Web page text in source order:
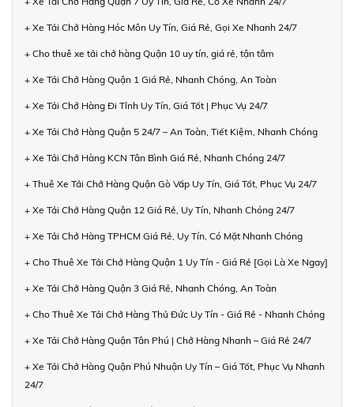
+ Xe Tải Chở Hàng Hóc Môn Uy Tín, Giá Rẻ, Gọi Xe Nhanh 24/7
+ Cho thuê xe tải chở hàng Quận 10 uy tín, giá rẻ, tận tâm
+ Xe Tải Chở Hàng Quận 1 Giá Rẻ, Nhanh Chóng, An Toàn
+ Xe Tải Chở Hàng Đi Tỉnh Uy Tín, Giá Tốt | Phục Vụ 24/7
+ Xe Tải Chở Hàng Quận 5 24/7 – An Toàn, Tiết Kiệm, Nhanh Chóng
+ Xe Tải Chở Hàng KCN Tân Bình Giá Rẻ, Nhanh Chóng 24/7
+ Thuê Xe Tải Chở Hàng Quận Gò Vấp Uy Tín, Giá Tốt, Phục Vụ 24/7
+ Xe Tải Chở Hàng Quận 12 Giá Rẻ, Uy Tín, Nhanh Chóng 24/7
+ Xe Tải Chở Hàng TPHCM Giá Rẻ, Uy Tín, Có Mặt Nhanh Chóng
+ Cho Thuê Xe Tải Chở Hàng Quận 1 Uy Tín - Giá Rẻ [Gọi Là Xe Ngay]
+ Xe Tải Chở Hàng Quận 3 Giá Rẻ, Nhanh Chóng, An Toàn
+ Cho Thuê Xe Tải Chở Hàng Thủ Đức Uy Tín - Giá Rẻ - Nhanh Chóng
+ Xe Tải Chở Hàng Quận Tân Phú | Chở Hàng Nhanh – Giá Rẻ 24/7
+ Xe Tải Chở Hàng Quận Phú Nhuận Uy Tín – Giá Tốt, Phục Vụ Nhanh
24/7